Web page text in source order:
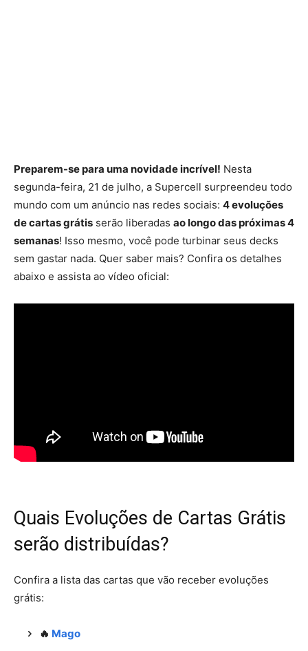
Preparem-se para uma novidade incrível! Nesta
segunda-feira, 21 de julho, a Supercell surpreendeu todo
mundo com um anúncio nas redes sociais: 4 evoluções
de cartas grátis serão liberadas ao longo das próximas 4
semanas! Isso mesmo, você pode turbinar seus decks
sem gastar nada. Quer saber mais? Confira os detalhes
abaixo e assista ao vídeo oficial:
Quais Evoluções de Cartas Grátis
serão distribuídas?
Confira a lista das cartas que vão receber evoluções
grátis:
🔥 Mago